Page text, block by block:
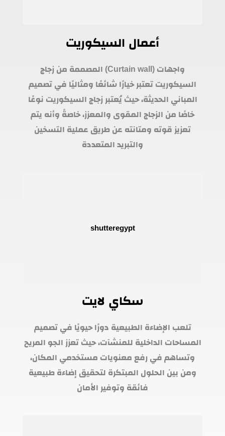
أعمال السيكوريت
واجهات (Curtain wall) المصممة من زجاج
السيكوريت تعتبر خيارًا شائعًا ومثاليًا في تصميم
المباني الحديثة، حيث يُعتبر زجاج السيكوريت نوعًا
خاصًا من الزجاج المقوى والمعزز، خاصةً وأنه يتم
تعزيز قوته ومتانته عن طريق عملية التسخين
والتبريد المتعددة
سكاي لايت
تلعب الإضاءة الطبيعية دورًا حيويًا في تصميم
المساحات الداخلية للمنشآت، حيث تعزز الجو المريح
وتساهم في رفع معنويات مستخدمي المكان،
ومن بين الحلول المبتكرة لتحقيق إضاءة طبيعية
فائقة وتوفير الأمان